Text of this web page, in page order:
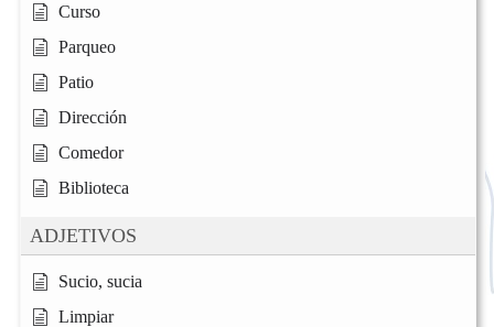
Curso
Parqueo
Patio
Dirección
Comedor
Biblioteca
ADJETIVOS
Sucio, sucia
Limpiar